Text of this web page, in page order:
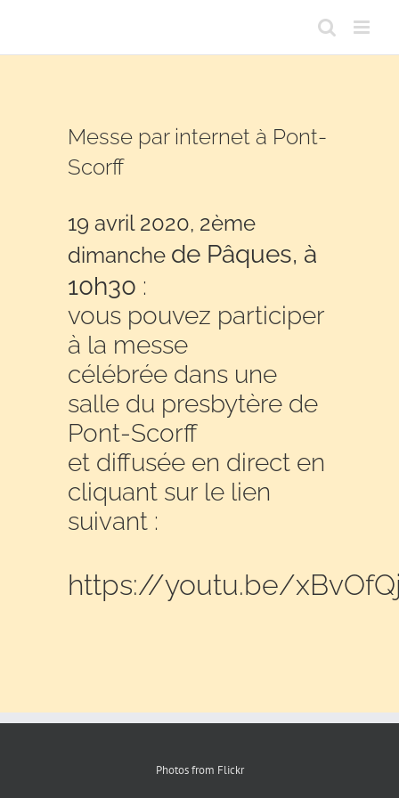
Messe par internet à Pont-
Scorff
19 avril 2020, 2ème
dimanche de Pâques, à
10h30 :
vous pouvez participer
à la messe
célébrée dans une
salle du presbytère de
Pont-Scorff
et diffusée en direct en
cliquant sur le lien
suivant :
https://youtu.be/
Photos from Flickr